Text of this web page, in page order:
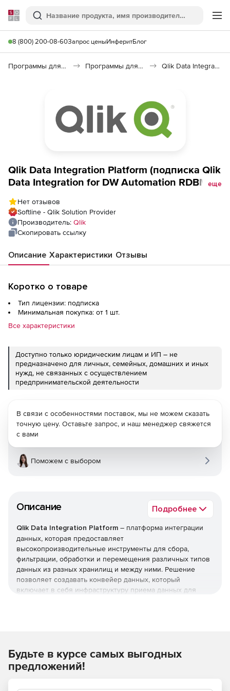
Softline
Поиск
8 (800) 200-08-60Запрос ценыИнферитБлог
Программы для программирования Программы для работы с базами данных Qlik Data Integration Platform
Qlik Data Integration Platform (подписка Qlik
Data Integration for DW Automation RDBMSеще
Нет отзывов
Softline - Qlik Solution Provider
Производитель: Qlik
Скопировать ссылку
Описание Характеристики Отзывы
Коротко о товаре
Тип лицензии: подписка
Минимальная покупка: от 1 шт.
Все характеристики
Доступно только юридическим лицам и ИП – не
предназначено для личных, семейных, домашних и иных
нужд, не связанных с осуществлением
предпринимательской деятельности
Описание Подробнее
Qlik Data Integration Platform – платформа интеграции
данных, которая предоставляет
высокопроизводительные инструменты для сбора,
фильтрации, обработки и перемещения различных типов
данных из разных хранилищ и между ними. Решение
позволяет создавать конвейер данных, который
включает в себя инфраструктуру приема данных для
быстрее и эффективнее извлекать, фильтровать,
преобразовывать, распределять, объединять и
синхронизировать данные между несколькими
В связи с особенностями поставок, мы не можем сказать
точную цену. Оставьте запрос, и наш менеджер свяжется
с вами
Поможем с выбором
Будьте в курсе самых выгодных
предложений!